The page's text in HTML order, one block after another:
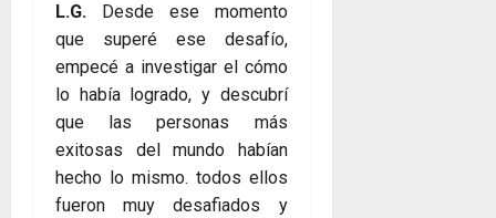
L.G.
Desde ese momento
que superé ese desafío,
empecé a investigar el cómo
lo había logrado, y descubrí
que las personas más
exitosas del mundo habían
hecho lo mismo. todos ellos
fueron muy desafiados y